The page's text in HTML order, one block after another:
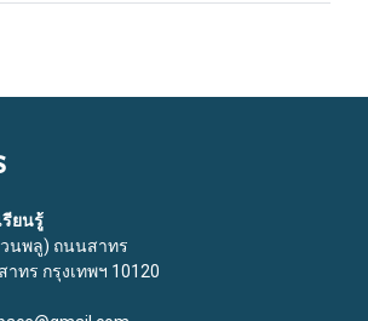
ยนรู้
นพลู) ถนนสาทร
ทร กรุงเทพฯ 10120